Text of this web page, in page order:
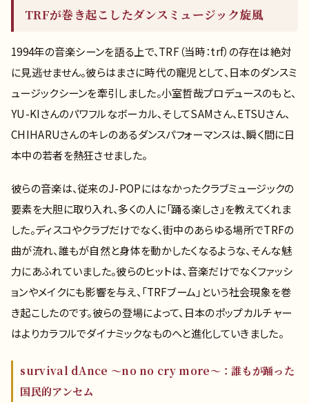
TRFが巻き起こしたダンスミュージック旋風
1994年の音楽シーンを語る上で、TRF（当時：trf）の存在は絶対
に見逃せません。彼らはまさに時代の寵児として、日本のダンスミ
ュージックシーンを牽引しました。小室哲哉プロデュースのもと、
YU-KIさんのパワフルなボーカル、そしてSAMさん、ETSUさん、
CHIHARUさんのキレのあるダンスパフォーマンスは、瞬く間に日
本中の若者を熱狂させました。
彼らの音楽は、従来のJ-POPにはなかったクラブミュージックの
要素を大胆に取り入れ、多くの人に「踊る楽しさ」を教えてくれま
した。ディスコやクラブだけでなく、街中のあらゆる場所でTRFの
曲が流れ、誰もが自然と身体を動かしたくなるような、そんな魅
力にあふれていました。彼らのヒットは、音楽だけでなくファッシ
ョンやメイクにも影響を与え、「TRFブーム」という社会現象を巻
き起こしたのです。彼らの登場によって、日本のポップカルチャー
はよりカラフルでダイナミックなものへと進化していきました。
survival dAnce ～no no cry more～：誰もが踊った
国民的アンセム